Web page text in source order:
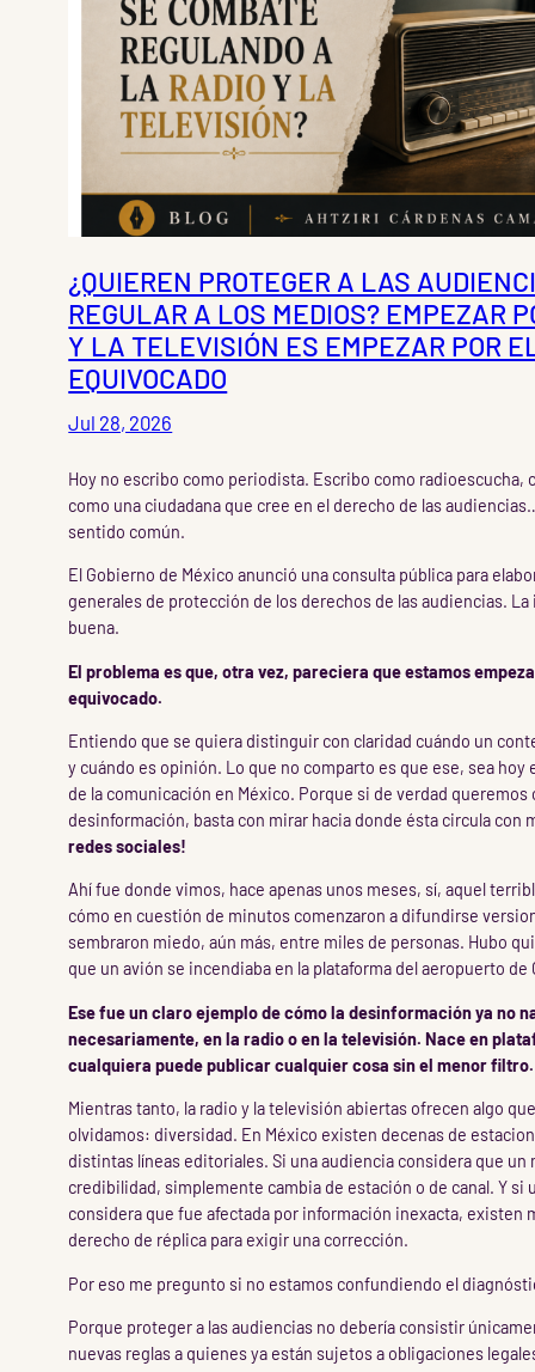
¿QUIEREN PROTEGER A LAS
REGULAR A LOS MEDIOS? EMPEZAR
Y LA TELEVISIÓN ES EMPEZAR POR
EQUIVOCADO
Jul 28, 2026
Hoy no escribo como periodista. Escribo como radioescucha,
como una ciudadana que cree en el derecho de las
sentido común.
El Gobierno de México anunció una consulta pública para
generales de protección de los derechos de las audiencias.
buena.
El problema es que, otra vez, pareciera que estamos
equivocado.
Entiendo que se quiera distinguir con claridad cuándo un
y cuándo es opinión. Lo que no comparto es que ese, sea hoy
de la comunicación en México. Porque si de verdad queremos
desinformación, basta con mirar hacia donde ésta circula con
redes sociales!
Ahí fue donde vimos, hace apenas unos meses, sí, aquel
cómo en cuestión de minutos comenzaron a difundirse
sembraron miedo, aún más, entre miles de personas. Hubo
que un avión se incendiaba en la plataforma del aeropuerto de
Ese fue un claro ejemplo de cómo la desinformación ya no
necesariamente, en la radio o en la televisión. Nace en
cualquiera puede publicar cualquier cosa sin el menor filtro.
Mientras tanto, la radio y la televisión abiertas ofrecen algo
olvidamos: diversidad. En México existen decenas de
distintas líneas editoriales. Si una audiencia considera que un
credibilidad, simplemente cambia de estación o de canal. Y si
considera que fue afectada por información inexacta, existen
derecho de réplica para exigir una corrección.
Por eso me pregunto si no estamos confundiendo el
Porque proteger a las audiencias no debería consistir
nuevas reglas a quienes ya están sujetos a obligaciones